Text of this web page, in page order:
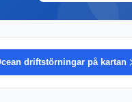
driftstörningar på kartan